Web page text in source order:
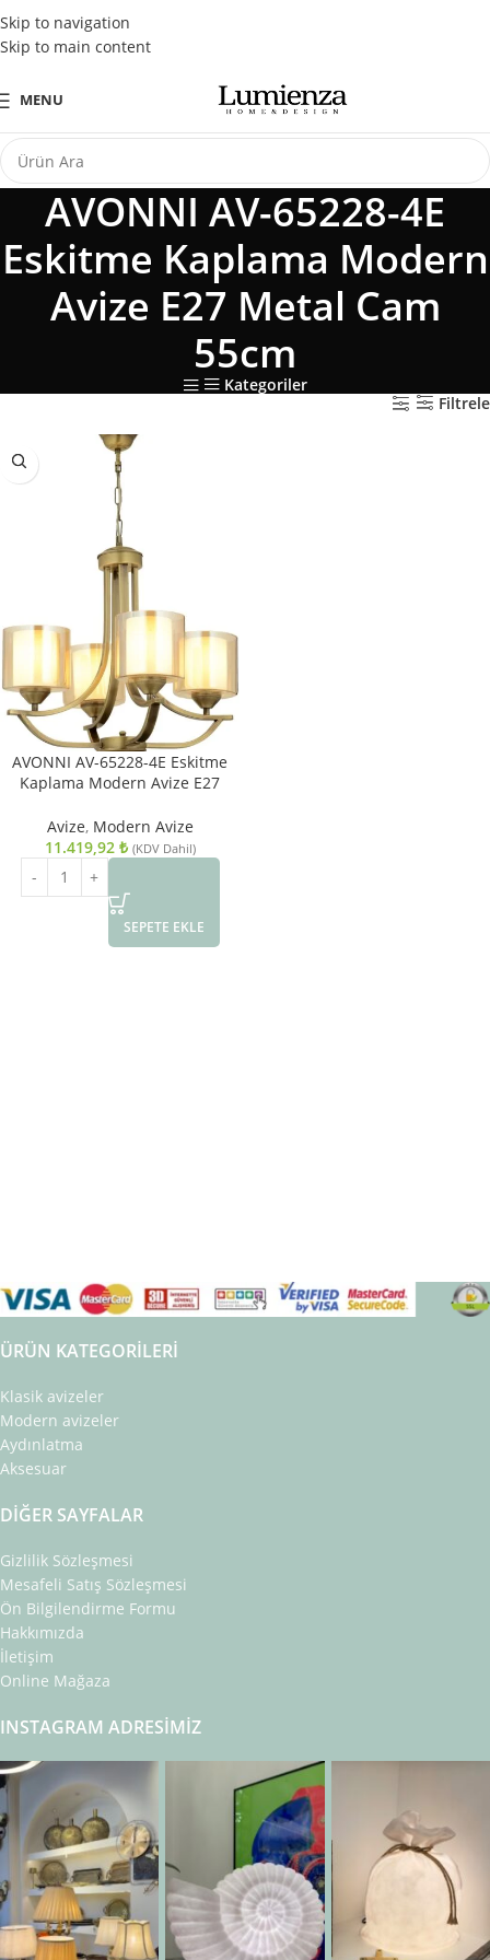
Skip to navigation
Skip to main content
Tüm Kredi Kartlarına Peşin Fiyatına 3 Taksit Fırsatı
MENU
AVONNI AV-65228-4E
Eskitme Kaplama Modern
Avize E27 Metal Cam
55cm
Kategoriler
Filtrele
AVONNI AV-65228-4E Eskitme
Kaplama Modern Avize E27
Avize, Modern Avize
11.419,92 ₺ (KDV Dahil)
SEPETE EKLE
ÜRÜN KATEGORILERI
Klasik avizeler
Modern avizeler
Aydınlatma
Aksesuar
DIĞER SAYFALAR
Gizlilik Sözleşmesi
Mesafeli Satış Sözleşmesi
Ön Bilgilendirme Formu
Hakkımızda
İletişim
Online Mağaza
INSTAGRAM ADRESIMIZ